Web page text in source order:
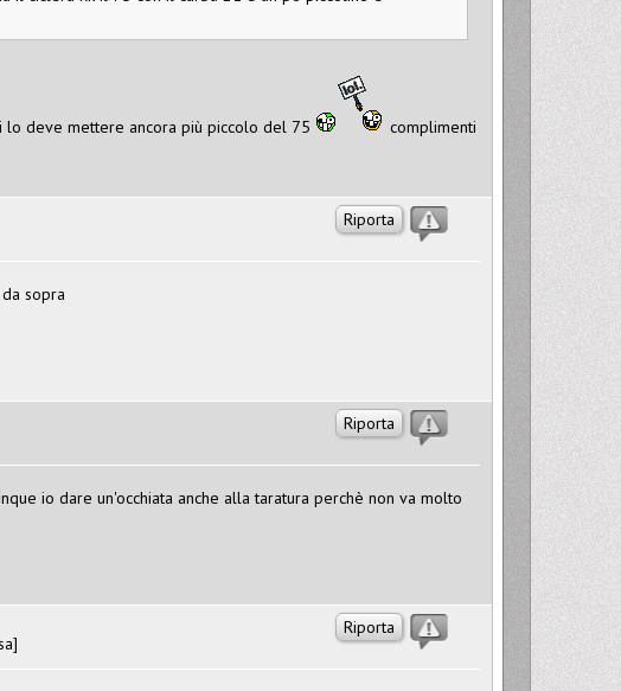
lo deve mettere ancora più piccolo del 75
complimenti
Riporta
sopra
Riporta
io dare un'occhiata anche alla taratura perchè non va molto
Riporta